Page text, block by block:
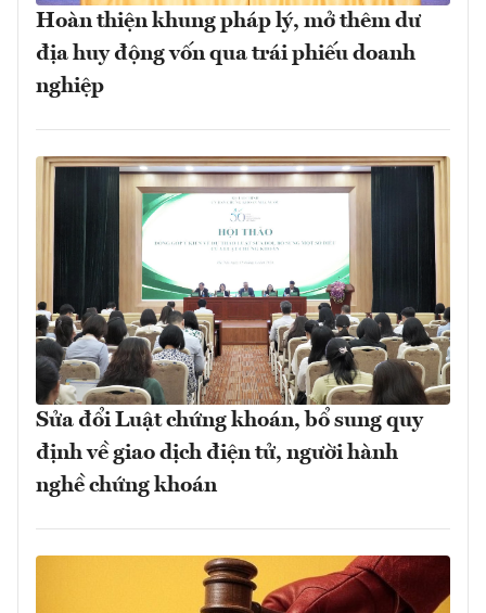
Hoàn thiện khung pháp lý, mở thêm dư
địa huy động vốn qua trái phiếu doanh
nghiệp
Sửa đổi Luật chứng khoán, bổ sung quy
định về giao dịch điện tử, người hành
nghề chứng khoán